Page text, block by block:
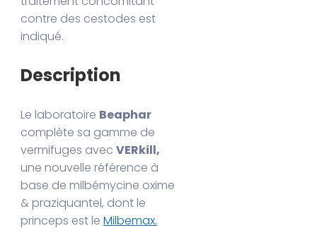
contre des cestodes est
indiqué.
Description
Le laboratoire Beaphar
complète sa gamme de
vermifuges avecVERkill,
une nouvelle référence à
base de milbémycine oxime
& praziquantel, dont le
princeps est leMilbemax.